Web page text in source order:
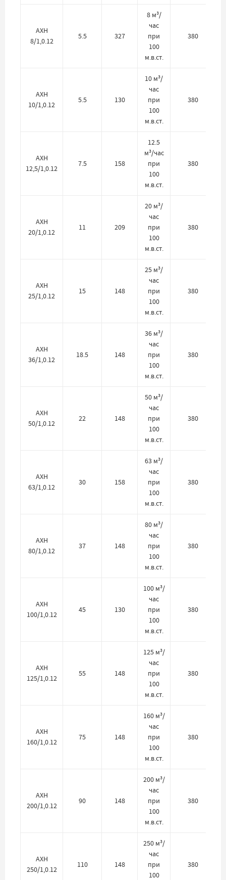
АХН
8/1,0.12
5.5 327
8 м³/
час
при
100
м.в.ст.
380
АХН
10/1,0.12
5.5 130
10 м³/
час
при
100
м.в.ст.
380
АХН
12,5/1,0.12
7.5 158
12.5
м³/час
при
100
м.в.ст.
380
АХН
20/1,0.12
11 209
20 м³/
час
при
100
м.в.ст.
380
АХН
25/1,0.12
15 148
25 м³/
час
при
100
м.в.ст.
380
АХН
36/1,0.12
18.5 148
36 м³/
час
при
100
м.в.ст.
380
АХН
50/1,0.12
22 148
50 м³/
час
при
100
м.в.ст.
380
АХН
63/1,0.12
30 158
63 м³/
час
при
100
м.в.ст.
380
АХН
80/1,0.12
37 148
80 м³/
час
при
100
м.в.ст.
380
АХН
100/1,0.12
45 130
100 м³/
час
при
100
м.в.ст.
380
АХН
125/1,0.12
55 148
125 м³/
час
при
100
м.в.ст.
380
АХН
160/1,0.12
75 148
160 м³/
час
при
100
м.в.ст.
380
АХН
200/1,0.12
90 148
200 м³/
час
при
100
м.в.ст.
380
АХН
250/1,0.12
110 148
250 м³/
час
при
100
380